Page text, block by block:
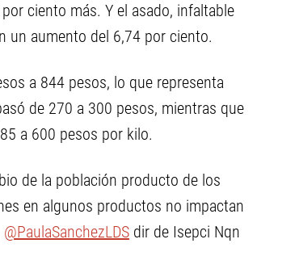
ciento más. Y el asado, infaltable
un aumento del 6,74 por ciento.
a 844 pesos, lo que representa
de 270 a 300 pesos, mientras que
a 600 pesos por kilo.
de la población producto de los
en algunos productos no impactan
@PaulaSanchezLDS dir de Isepci Nqn